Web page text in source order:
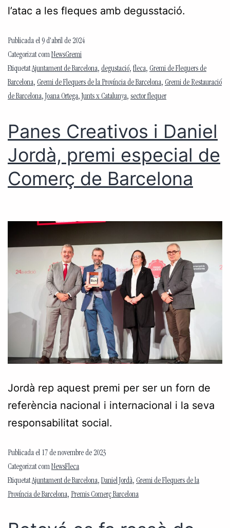
l’atac a les fleques amb degusstació.
Publicada el 9 d'abril de 2024
Categorizat comNewsGremi
EtiquetatAjuntament de Barcelona, degustació, fleca, Gremi de Flequers de
Barcelona, Gremi de Flequers de la Província de Barcelona, Gremi de Restauració
de Barcelona, Joana Ortega, Junts x Catalunya, sector flequer
Panes Creativos i Daniel
Jordà, premi especial de
Comerç de Barcelona
Jordà rep aquest premi per ser un forn de
referència nacional i internacional i la seva
responsabilitat social.
Publicada el 17 de novembre de 2023
Categorizat comNewsFleca
EtiquetatAjuntament de Barcelona, Daniel Jordà, Gremi de Flequers de la
Província de Barcelona, Premis Comerç Barcelona